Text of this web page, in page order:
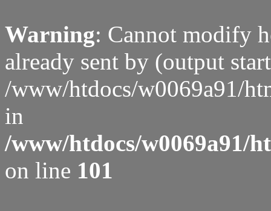
Warning: Cannot modify
already sent by (output
/www/htdocs/w0069a91/
in
/www/htdocs/w0069a91/
on line 101